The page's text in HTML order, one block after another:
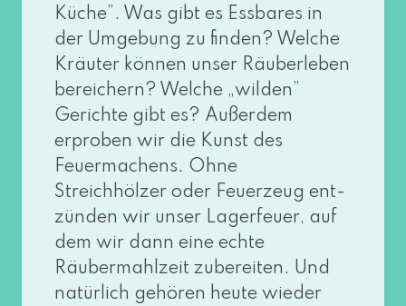
Küche”. Was gibt es Essbares in
der Umgebung zu fin­den? Welche
Kräuter kön­nen unser Räuberleben
berei­chern? Welche „wil­den”
Gerichte gibt es? Außerdem
erpro­ben wir die Kunst des
Feuermachens. Ohne
Streichhölzer oder Feuerzeug ent­
zün­den wir unser Lagerfeuer, auf
dem wir dann eine ech­te
Räubermahlzeit zube­rei­ten. Und
natür­lich gehö­ren heu­te wie­der